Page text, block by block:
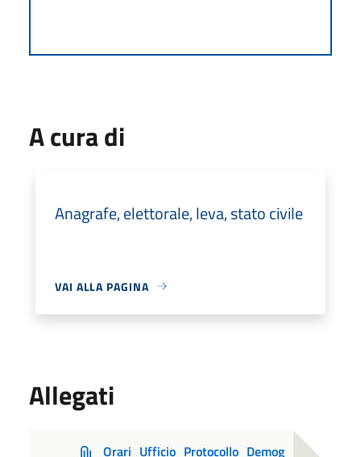
A cura di
Anagrafe, elettorale, leva, stato civile
VAI ALLA PAGINA
Allegati
Orari_Ufficio_Protocollo_Demog